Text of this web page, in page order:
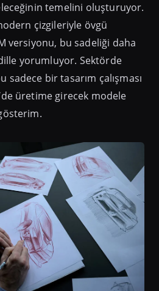
temelini oluşturuyor.
çizgileriyle övgü
versiyonu, bu sadeliği daha
yorumluyor. Sektörde
bir tasarım çalışması
üretime girecek modele